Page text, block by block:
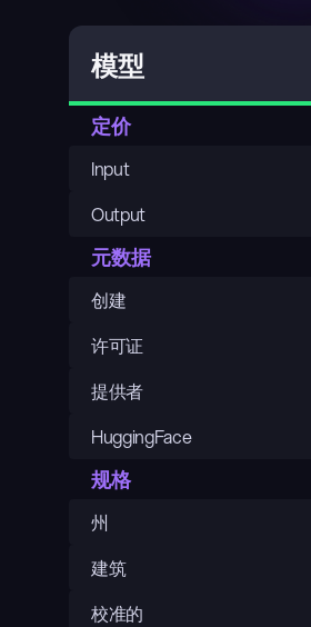
模型
定价
Input
Output
元数据
创建
许可证
提供者
HuggingFace
规格
州
建筑
校准的